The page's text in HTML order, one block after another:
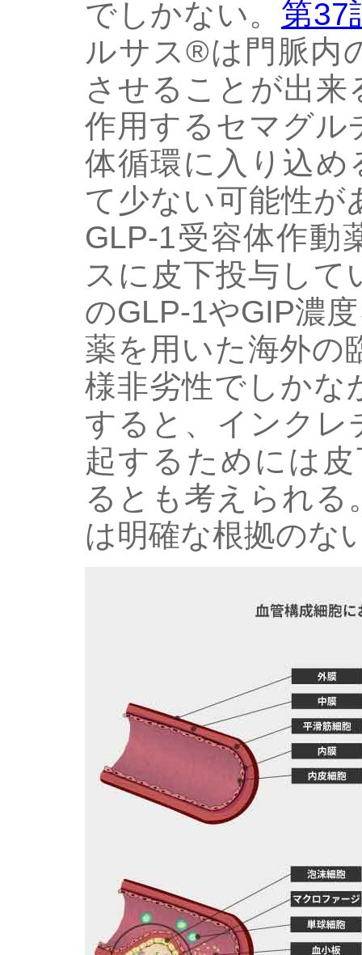
でしかない。 第37
ルサス®は門脈内
させることが出来
作用するセマグル
体循環に入り込
て少ない可能性が
GLP-1受容体作動
スに皮下投与して
のGLP-1やGIP濃
薬を用いた海外の
様非劣性でしかな
すると、インクレ
起するためには
るとも考えられる
は明確な根拠のな